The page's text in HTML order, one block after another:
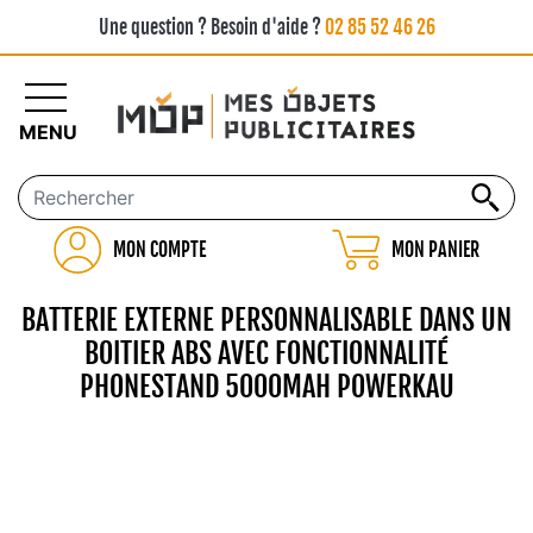
Une question ? Besoin d'aide ?02 85 52 46 26
MON COMPTE MON PANIER
MENU
BATTERIE EXTERNE PERSONNALISABLE DANS UN
BOITIER ABS AVEC FONCTIONNALITÉ
PHONESTAND 5000MAH POWERKAU